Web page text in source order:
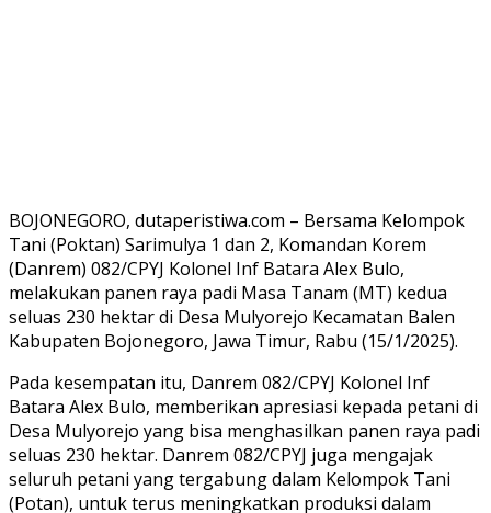
BOJONEGORO, dutaperistiwa.com – Bersama Kelompok
Tani (Poktan) Sarimulya 1 dan 2, Komandan Korem
(Danrem) 082/CPYJ Kolonel Inf Batara Alex Bulo,
melakukan panen raya padi Masa Tanam (MT) kedua
seluas 230 hektar di Desa Mulyorejo Kecamatan Balen
Kabupaten Bojonegoro, Jawa Timur, Rabu (15/1/2025).
Pada kesempatan itu, Danrem 082/CPYJ Kolonel Inf
Batara Alex Bulo, memberikan apresiasi kepada petani di
Desa Mulyorejo yang bisa menghasilkan panen raya padi
seluas 230 hektar. Danrem 082/CPYJ juga mengajak
seluruh petani yang tergabung dalam Kelompok Tani
(Potan), untuk terus meningkatkan produksi dalam